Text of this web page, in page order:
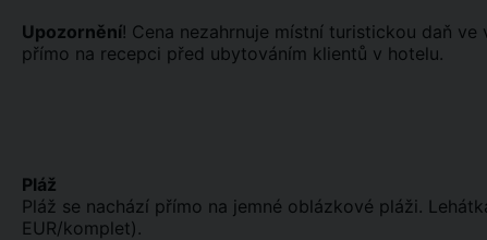
Upozornění! Cena nezahrnuje místní turistickou daň
přímo na recepci před ubytováním klientů v hotelu.
Pláž
Pláž se nachází přímo na jemné oblázkové pláži.
EUR/komplet).